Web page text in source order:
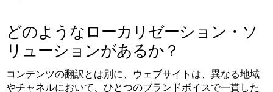
どのようなローカリゼーション・ソ
リューションがあるか？
コンテンツの翻訳とは別に、ウェブサイトは、異なる地域
やチャネルにおいて、ひとつのブランドボイスで一貫した